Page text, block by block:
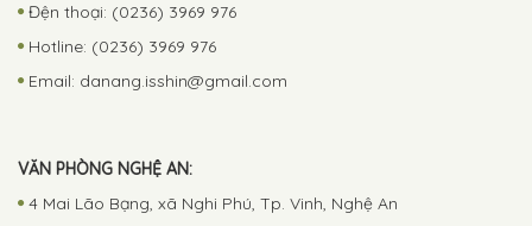
Đện thoại: (0236) 3969 976
Hotline: (0236) 3969 976
Email: danang.isshin@gmail.com
VĂN PHÒNG NGHỆ AN:
4 Mai Lão Bạng, xã Nghi Phú, Tp. Vinh, Nghệ An